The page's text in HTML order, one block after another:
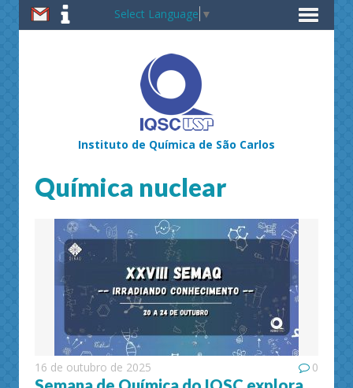
Select Language ▼
Instituto de Química de São Carlos
Química nuclear
16 de outubro de 2025 0